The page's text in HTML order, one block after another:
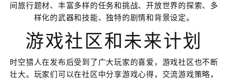
间旅行题材、丰富多样的任务和挑战、开放世界的探索、多
样化的武器和技能、独特的剧情和背景设定。
游戏社区和未来计划
时空猎人在发布后受到了广大玩家的喜爱，游戏社区也不断
壮大。玩家们可以在社区中分享游戏心得，交流游戏策略，